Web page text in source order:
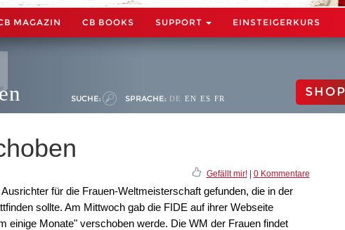
MAGAZIN CB BOOKS SUPPORT EINSTEIGERKURS
SUCHE: SPRACHE: DE EN ES FR SHOP
Gefällt mir!| 0 Kommentare
für die Frauen-Weltmeisterschaft gefunden, die in der
sollte. Am Mittwoch gab die FIDE auf ihrer Webseite
einige Monate" verschoben werde. Die WM der Frauen findet